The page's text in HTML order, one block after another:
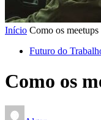
Início Como os
Futuro do
Como os